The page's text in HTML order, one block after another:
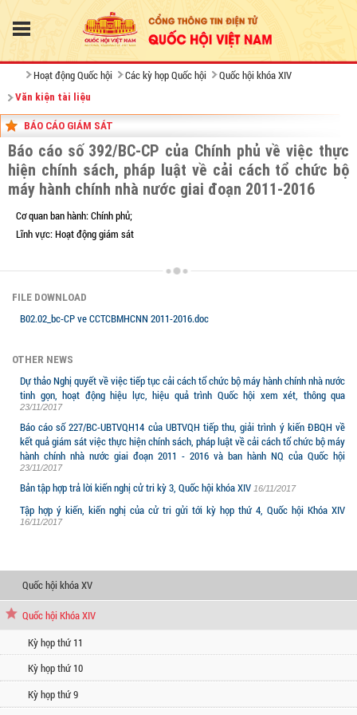
Hoạt động Quốc hội Các kỳ họp Quốc hội Quốc hội khóa XIV
Văn kiện tài liệu
BÁO CÁO GIÁM SÁT
Báo cáo số 392/BC-CP của Chính phủ về việc thực
hiện chính sách, pháp luật về cải cách tổ chức bộ
máy hành chính nhà nước giai đoạn 2011-2016
Cơ quan ban hành:Chính phủ;
Lĩnh vực:Hoạt động giám sát
FILE DOWNLOAD
B02.02_bc-CP ve CCTCBMHCNN 2011-2016.doc
OTHER NEWS
Dự thảo Nghị quyết về việc tiếp tục cải cách tổ chức bộ máy hành chính nhà nước
tinh gọn, hoạt động hiệu lực, hiệu quả trình Quốc hội xem xét, thông qua
23/11/2017
Báo cáo số 227/BC-UBTVQH14 của UBTVQH tiếp thu, giải trình ý kiến ĐBQH về
kết quả giám sát việc thực hiện chính sách, pháp luật về cải cách tổ chức bộ máy
hành chính nhà nước giai đoạn 2011 - 2016 và ban hành NQ của Quốc hội
23/11/2017
Bản tập hợp trả lời kiến nghị cử tri kỳ 3, Quốc hội khóa XIV 16/11/2017
Tập hợp ý kiến, kiến nghị của cử tri gửi tới kỳ họp thứ 4, Quốc hội Khóa XIV
16/11/2017
Quốc hội khóa XV
Quốc hội Khóa XIV
Kỳ họp thứ 11
Kỳ họp thứ 10
Kỳ họp thứ 9